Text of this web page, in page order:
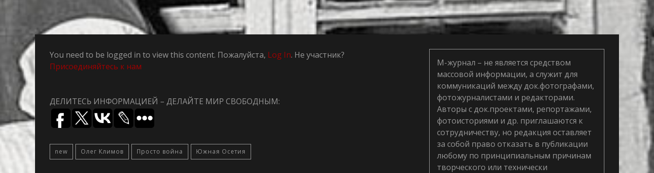
You need to be logged in to view this content. Пожалуйста, Log In. Не участник?
Присоединяйтесь к нам
ДЕЛИТЕСЬ ИНФОРМАЦИЕЙ – ДЕЛАЙТЕ МИР СВОБОДНЫМ:
new Олег Климов Просто война Южная Осетия
М-журнал – не является средством
массовой информации, а служит для
коммуникаций между док.фотографами,
фотожурналистами и редакторами.
Авторы с док.проектами, репортажами,
фотоисториями и др. приглашаются к
сотрудничеству, но редакция оставляет
за собой право отказать в публикации
любому по принципиальным причинам
творческого или технически